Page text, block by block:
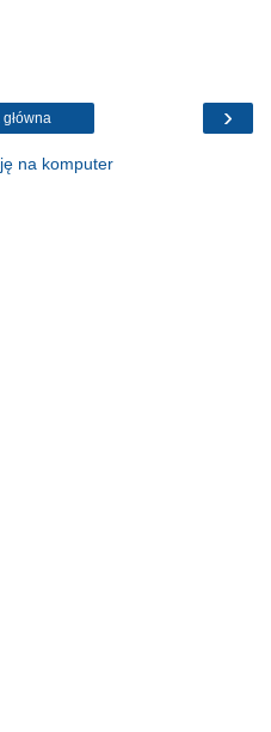
›
na komputer